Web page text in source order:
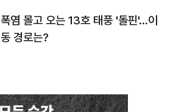
폭염 몰고 오는 13호 태풍 '돌핀'…이
동 경로는?